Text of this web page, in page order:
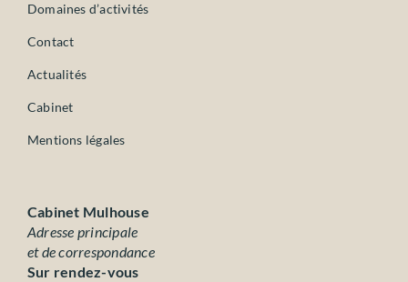
Domaines d’activités
Contact
Actualités
Cabinet
Mentions légales
Cabinet Mulhouse
Adresse principale
et de correspondance
Sur rendez-vous